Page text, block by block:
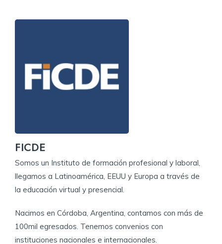
El subpelo.
Relación de razas.
Gerontes en la peluquería.
Zonas delicadas de corte.
bozal.
Estilismo aplicado al movimiento y a la
estructura.
Cómo resaltar virtudes y esconder defectos con
FICDE
Somos un Instituto de formación profesional y laboral,
llegamos a Latinoamérica, EEUU y Europa a través de
la educación virtual y presencial.
Nacimos en Córdoba, Argentina, contamos con más de
100mil egresados. Tenemos convenios con
instituciones nacionales e internacionales.